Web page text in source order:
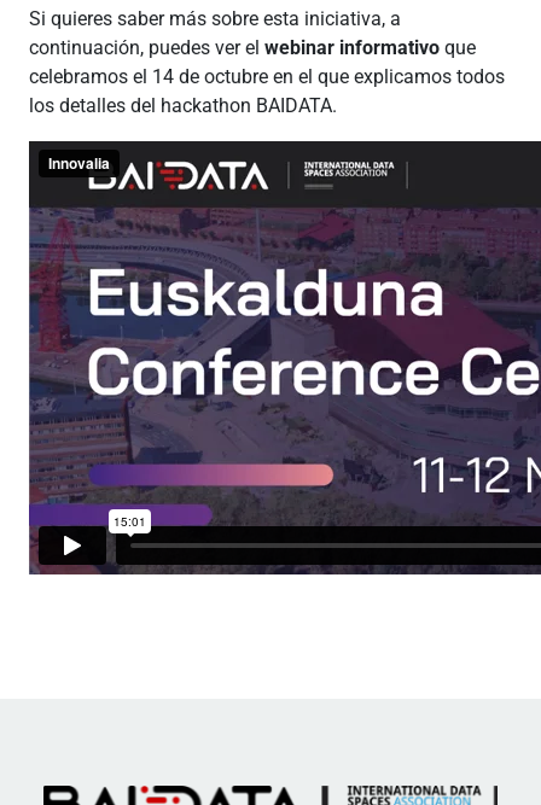
Si quieres saber más sobre esta iniciativa, a
continuación, puedes ver el webinar informativo que
celebramos el 14 de octubre en el que explicamos todos
los detalles del hackathon BAIDATA.